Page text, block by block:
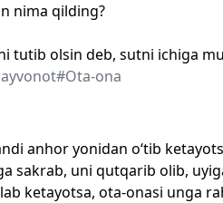
nima qilding?
tutib olsin deb, sutni ichiga
#Ota-ona
anhor yonidan oʻtib
sakrab, uni qutqarib olib,
ketayotsa, ota-onasi unga